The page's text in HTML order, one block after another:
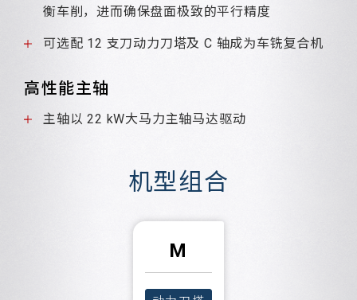
衡车削，进而确保盘面极致的平行精度
可选配 12 支刀动力刀塔及 C 轴成为车铣复合机
高性能主轴
主轴以 22 kW大马力主轴马达驱动
机型组合
M